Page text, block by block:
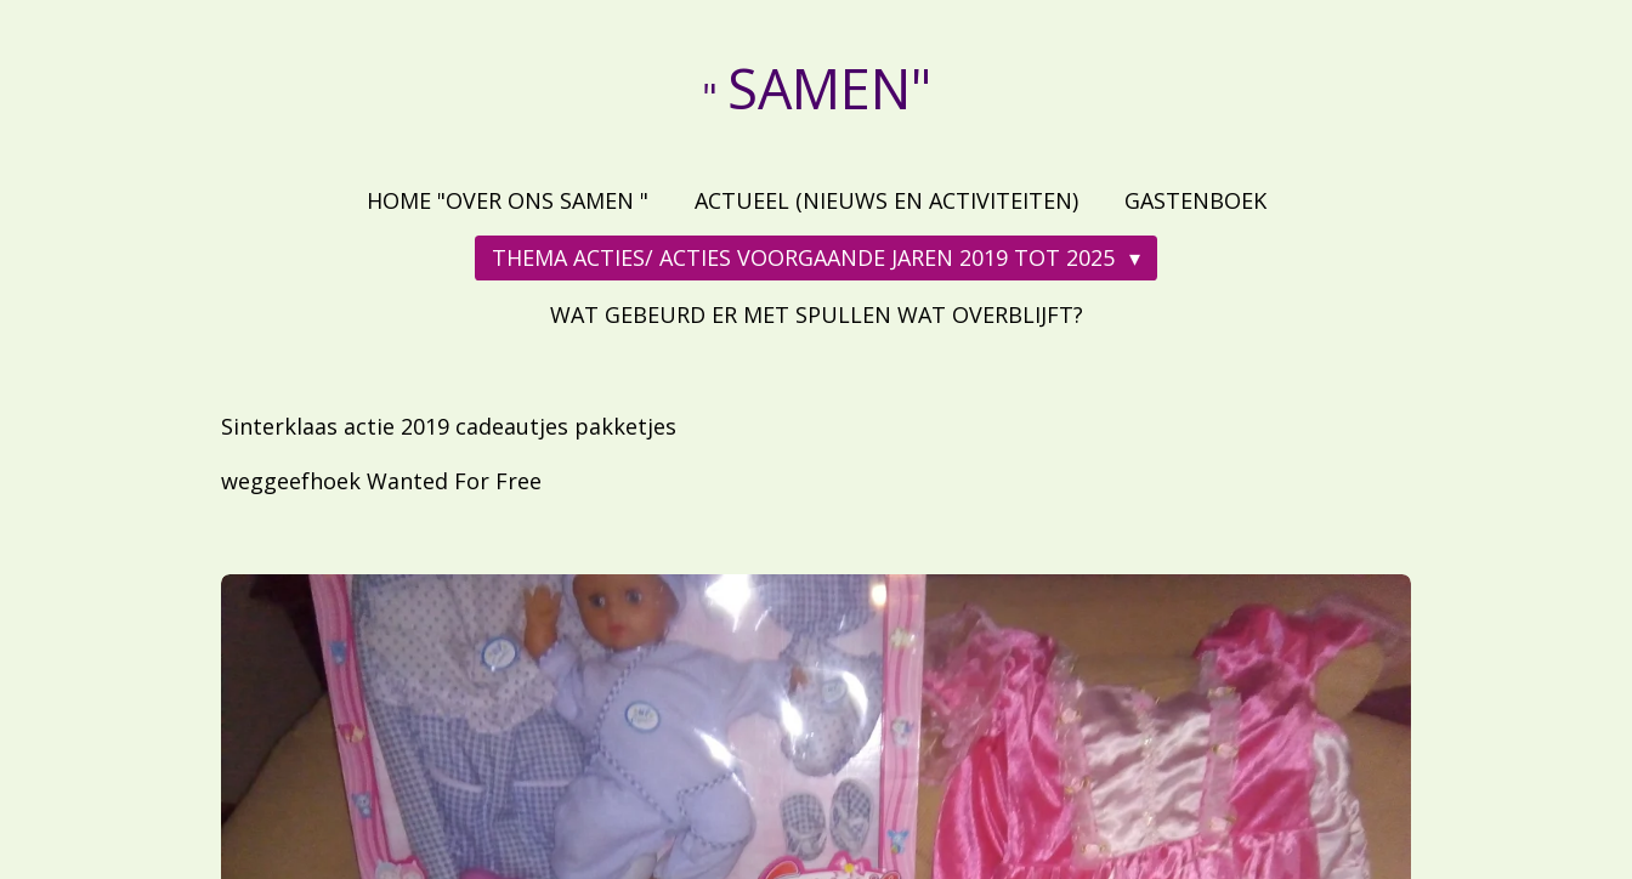
" SAMEN"
HOME "OVER ONS SAMEN " ACTUEEL (NIEUWS EN ACTIVITEITEN)
GASTENBOEK
THEMA ACTIES/ ACTIES VOORGAANDE JAREN 2019 TOT 2025
WAT GEBEURD ER MET SPULLEN WAT OVERBLIJFT?
Sinterklaas actie 2019 cadeautjes pakketjes
weggeefhoek Wanted For Free